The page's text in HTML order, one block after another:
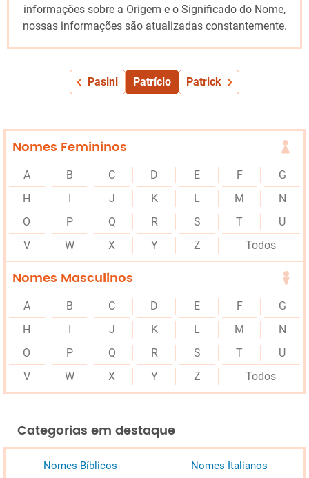
informações sobre a Origem e o Significado do Nome,
nossas informações são atualizadas constantemente.
Pasini Patrício Patrick
Nomes Femininos
A B C D E F
G
H
I J K L M
N
O
P Q R S T
U
V
W X Y Z Todos
Nomes Masculinos
A B C D E F
G
H
I J K L M
N
O
P Q R S T
U
V
W X Y Z Todos
Categorias em destaque
Nomes Bíblicos Nomes Italianos